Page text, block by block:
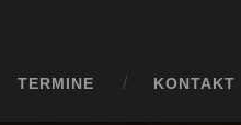
TERMINE KONTAKT